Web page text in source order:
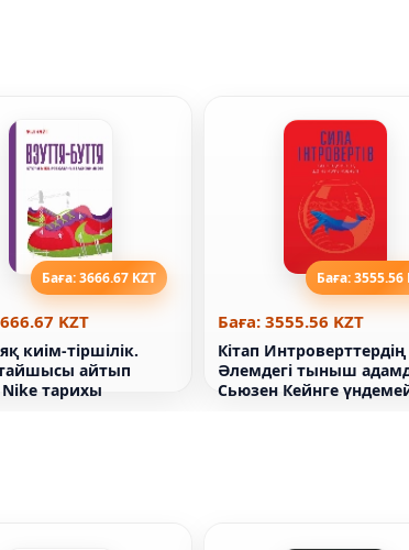
Баға: 3666.67 KZT
KZT
киім-тіршілік.
айтып
Nike тарихы
Баға: 3555.56
Баға: 3555.56 KZT
Кітап
Әлемдегі тыныш
Сьюзен Кейнге